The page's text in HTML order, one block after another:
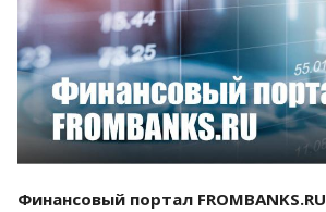
Смотреть проект
Финансовый портал FROMBANKS.RU